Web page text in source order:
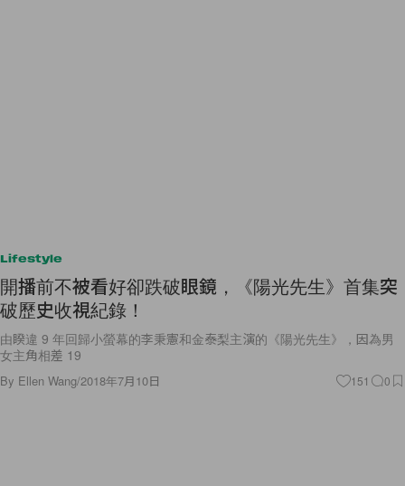
開播前不被看好卻跌破眼鏡，《陽光先生》首集突
破歷史收視紀錄！
由睽違 9 年回歸小螢幕的李秉憲和金泰梨主演的《陽光先生》，因為男
ByEllen Wang/